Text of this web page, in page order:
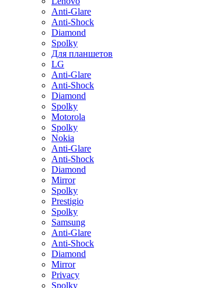
Anti-Glare
Anti-Shock
Diamond
Spolky
Для планшетов
LG
Anti-Glare
Anti-Shock
Diamond
Spolky
Motorola
Spolky
Nokia
Anti-Glare
Anti-Shock
Diamond
Mirror
Spolky
Prestigio
Spolky
Samsung
Anti-Glare
Anti-Shock
Diamond
Mirror
Privacy
Spolky